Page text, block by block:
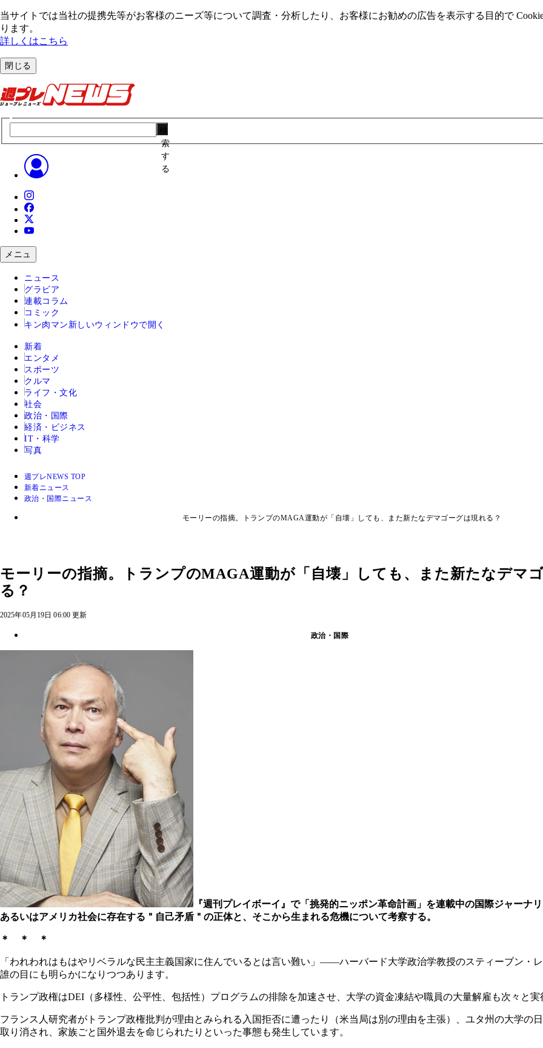
当サイトでは当社の提携先等がお客様のニーズ等について調査・分析したり、お客様にお勧めの広告を表⽰する⽬的で
ります。
詳しくはこちら
閉じる
索
す
る
メニュ
ニュース
グラビア
連載コラム
コミック
キン肉マン 新しいウィンドウで開く
新着
エンタメ
スポーツ
クルマ
ライフ・文化
社会
政治・国際
経済・ビジネス
IT・科学
写真
週プレNEWS TOP
新着ニュース
政治・国際ニュース
モーリーの指摘。トランプのMAGA運動が「自壊」しても、また新たなデマゴーグは現れる？
モーリーの指摘。トランプのMAGA運動が「自壊」しても、また新たなデマ
る？
2025年05月19日 06:00 更新
政治・国際
『週刊プレイボーイ』で「挑発的ニッポン革命計画」を連載中の国際ジャーナリ
あるいはアメリカ社会に存在する＂自己矛盾＂の正体と、そこから生まれる危機について考察する。
＊ ＊ ＊
「われわれはもはやリベラルな民主主義国家に住んでいるとは言い難い」 ――ハーバード大学政治学教授のスティーブン・
誰の目にも明らかになりつつあります。
トランプ政権はDEI （多様性、公平性、包括性）プログラムの排除を加速させ、大学の資金凍結や職員の大量解雇も次々と実
フランス人研究者がトランプ政権批判が理由とみられる入国拒否に遭ったり（米当局は別の理由を主張）、ユタ州の大学の
取り消され、家族ごと国外退去を命じられたりといった事態も発生しています。